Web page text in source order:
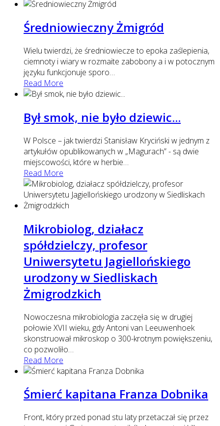
Średniowieczny Żmigród
Wielu twierdzi, że średniowiecze to epoka zaślepienia,
ciemnoty i wiary w rozmaite zabobony a i w potocznym
języku funkcjonuje sporo…
Read More
Był smok, nie było dziewic...
W Polsce – jak twierdzi Stanisław Kryciński w jednym z
artykułów opublikowanych w „Magurach” - są dwie
miejscowości, które w herbie…
Read More
Mikrobiolog, działacz
spółdzielczy, profesor
Uniwersytetu Jagiellońskiego
urodzony w Siedliskach
Żmigrodzkich
Nowoczesna mikrobiologia zaczęła się w drugiej
połowie XVII wieku, gdy Antoni van Leeuwenhoek
skonstruował mikroskop o 300-krotnym powiększeniu,
co pozwoliło…
Read More
Śmierć kapitana Franza Dobnika
Front, który przed ponad stu laty przetaczał się przez